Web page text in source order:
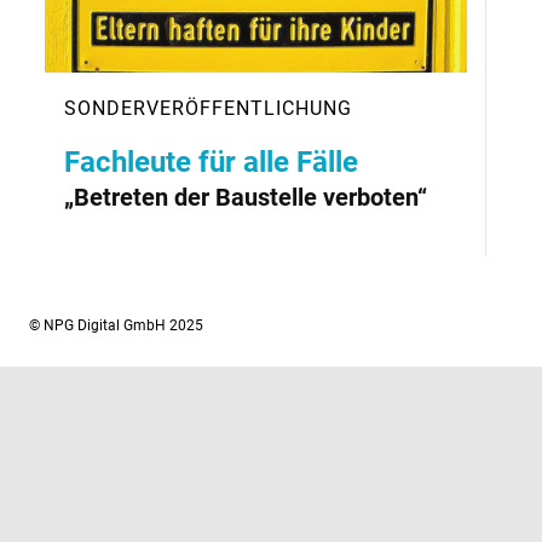
Fachleute für alle Fälle
„Betreten der Baustelle verboten“
© NPG Digital GmbH 2025